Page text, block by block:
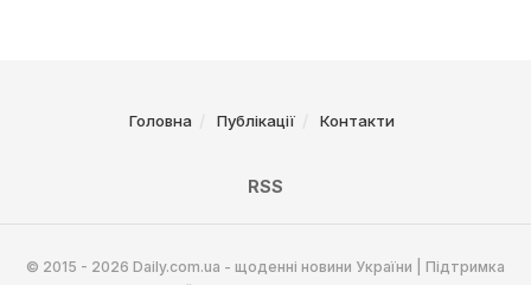
Головна Публікації Контакти
RSS
© 2015 - 2026 Daily.com.ua - щоденні новини України | Підтримка